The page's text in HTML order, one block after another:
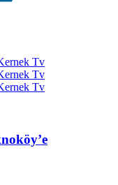
Tv
Tv
Tv